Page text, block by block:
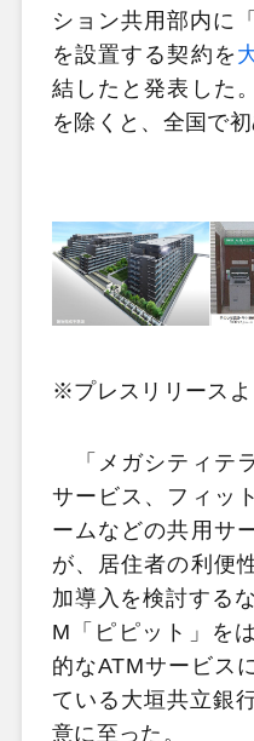
ション共用部内に
を設置する契約を
結したと発表した
を除くと、全国で
※プレスリリースよ
「メガシティテ
サービス、フィッ
ームなどの共用サ
が、居住者の利便
加導入を検討する
M「ピピット」を
的なATMサービス
ている大垣共立銀
意に至った。